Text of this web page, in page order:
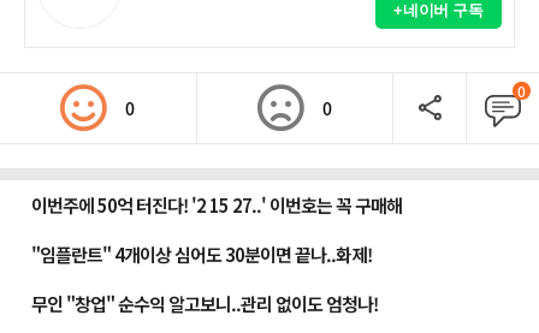
+네이버 구독
0 0
0